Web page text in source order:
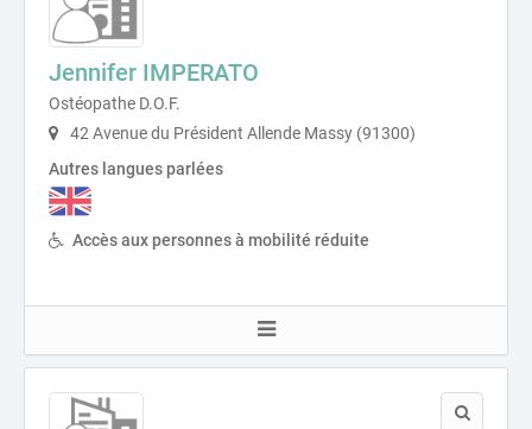
Jennifer IMPERATO
Ostéopathe D.O.F.
42 Avenue du Président Allende Massy (91300)
Autres langues parlées
Accès aux personnes à mobilité réduite